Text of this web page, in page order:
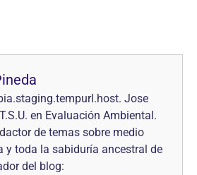
Jose
en Evaluación Ambiental.
de temas sobre medio
y toda la sabiduría ancestral de
del blog: